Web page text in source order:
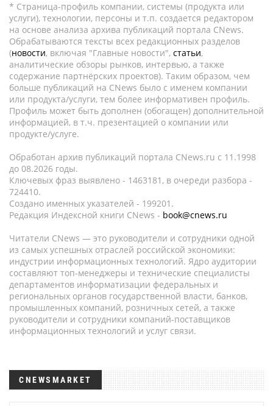
* Страница-профиль компании, системы (продукта или
услуги), технологии, персоны и т.п. создается редактором
на основе анализа архива публикаций портала CNews.
Обрабатываются тексты всех редакционных разделов
(новости, включая "Главные новости", статьи,
аналитические обзоры рынков, интервью, а также
содержание партнёрских проектов). Таким образом, чем
больше публикаций на CNews было с именем компании
или продукта/услуги, тем более информативен профиль.
Профиль может быть дополнен (обогащен) дополнительной
информацией, в т.ч. презентацией о компании или
продукте/услуге.
Обработан архив публикаций портала CNews.ru c 11.1998
до 08.2026 годы.
Ключевых фраз выявлено - 1463181, в очереди разбора -
724410.
Создано именных указателей - 199201.
Редакция Индексной книги CNews - book@cnews.ru
Читатели CNews — это руководители и сотрудники одной
из самых успешных отраслей российской экономики:
индустрии информационных технологий. Ядро аудитории
составляют топ-менеджеры и технические специалисты
департаментов информатизации федеральных и
региональных органов государственной власти, банков,
промышленных компаний, розничных сетей, а также
руководители и сотрудники компаний-поставщиков
информационных технологий и услуг связи.
CNEWSMARKET